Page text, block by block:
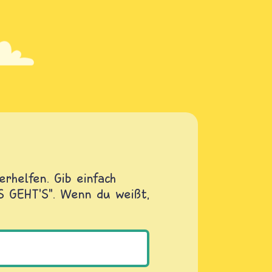
Gib einfach
Wenn du weißt,